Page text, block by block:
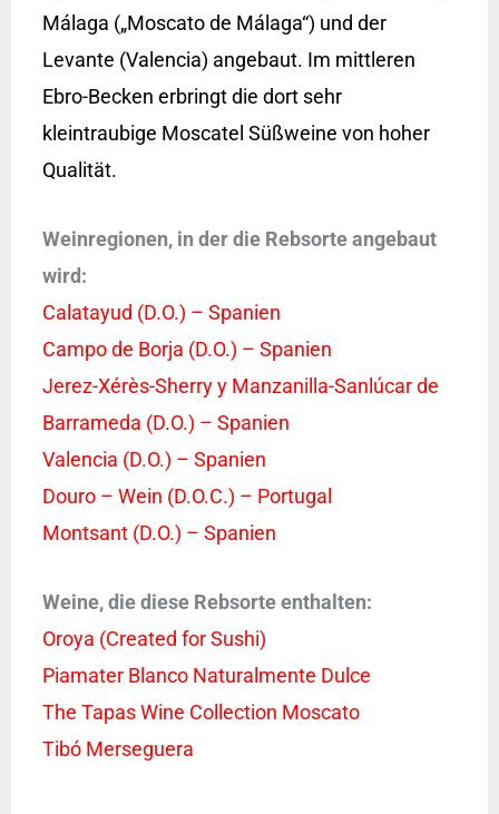
Málaga („Moscato de Málaga“) und der
Levante (Valencia) angebaut. Im mittleren
Ebro-Becken erbringt die dort sehr
kleintraubige Moscatel Süßweine von hoher
Qualität.
Weinregionen, in der die Rebsorte angebaut
wird:
Calatayud (D.O.) – Spanien
Campo de Borja (D.O.) – Spanien
Jerez-Xérès-Sherry y Manzanilla-Sanlúcar de
Barrameda (D.O.) – Spanien
Valencia (D.O.) – Spanien
Douro – Wein (D.O.C.) – Portugal
Montsant (D.O.) – Spanien
Weine, die diese Rebsorte enthalten:
Oroya (Created for Sushi)
Piamater Blanco Naturalmente Dulce
The Tapas Wine Collection Moscato
Tibó Merseguera